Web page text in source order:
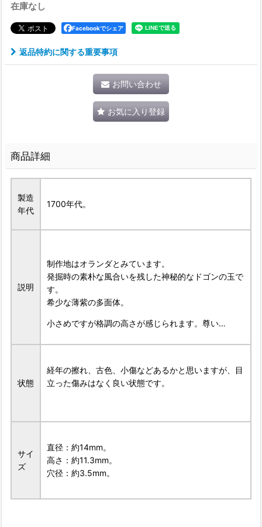
在庫なし
Facebookでシェア
返品特約に関する重要事項
お問い合わせ
お気に入り登録
商品詳細
製造
年代
1700年代。
説明
制作地はオランダとみています。
発掘時の素朴な風合いを残した神秘的なドゴンの玉で
す。
希少な薄紫の多面体。
小さめですが格調の高さが感じられます。尊い…
状態
経年の擦れ、古色、小傷などあるかと思いますが、目
立った傷みはなく良い状態です。
サイ
ズ
直径：約14mm。
高さ：約11.3mm。
穴径：約3.5mm。